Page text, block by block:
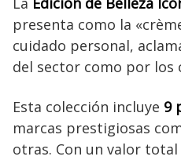
presenta como la
cuidado personal,
del sector como por los
Esta colección incluye 9
marcas prestigiosas
otras. Con un valor